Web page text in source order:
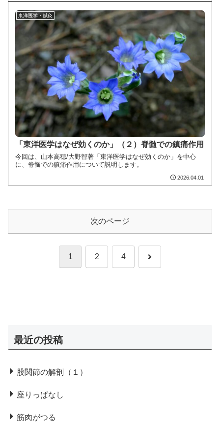
東洋医学・鍼灸
「東洋医学はなぜ効くのか」（２）脊髄での鎮痛作用
今回は、山本高穂/大野智著「東洋医学はなぜ効くのか」を中心
に、脊髄での鎮痛作用について説明します。
2026.04.01
次のページ
1 2 4 次
最近の投稿
股関節の解剖（１）
座りっぱなし
筋肉がつる